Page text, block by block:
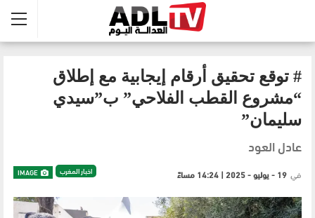
# توقع تحقيق أرقام إيجابية مع إطلاق
“مشروع القطب الفلاحي” ب”سيدي
سليمان”
عادل العود
اخبار المغرب في 19 - يوليو - 2025 | 14:24 مساءً